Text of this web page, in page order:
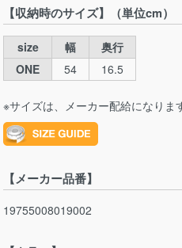
【収納時のサイズ】（単位cm）
size 幅
奥行
ONE
54 16.5
※サイズは、メーカー配給になりま
【メーカー品番】
19755008019002